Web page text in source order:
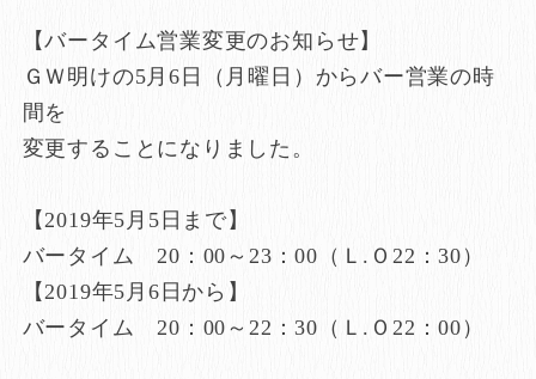
【バータイム営業変更のお知らせ】
ＧＷ明けの5月6日（月曜日）からバー営業の時
間を
変更することになりました。
【2019年5月5日まで】
バータイム 20：00～23：00（Ｌ.Ｏ22：30）
【2019年5月6日から】
バータイム 20：00～22：30（Ｌ.Ｏ22：00）